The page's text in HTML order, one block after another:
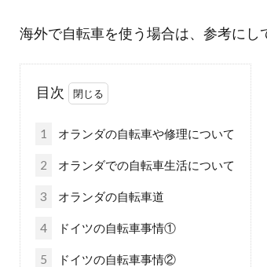
海外で自転車を使う場合は、参考にし
目次
1 オランダの自転車や修理について
2 オランダでの自転車生活について
3 オランダの自転車道
4 ドイツの自転車事情①
5 ドイツの自転車事情②